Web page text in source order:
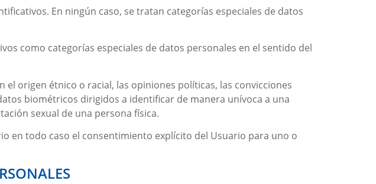
En ningún caso, se tratan categorías especiales de datos
como categorías especiales de datos personales en el sentido del
origen étnico o racial, las opiniones políticas, las convicciones
biométricos dirigidos a identificar de manera unívoca a una
sexual de una persona física.
en todo caso el consentimiento explícito del Usuario para uno o